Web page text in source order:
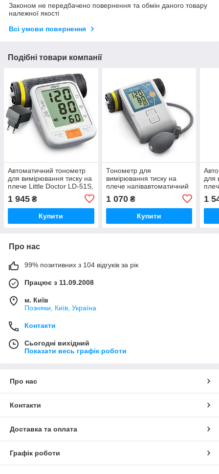
Законом не передбачено повернення та обмін даного товару
належної якості
Всі умови повернення
Подібні товари компанії
Автоматичний тонометр
для вимірювання тиску на
плече Little Doctor LD-51S,
1 945 ₴
Купити
Тонометр для
вимірювання тиску на
плече напівавтоматичний
1 070₴
Купити
для
1
Про нас
99% позитивних з 104 відгуків за рік
Працює з 11.09.2008
м. Київ
Позняки, Київ, Україна
Контакти
Сьогодні вихідний
Показати весь графік роботи
Про нас
Контакти
Доставка та оплата
Графік роботи